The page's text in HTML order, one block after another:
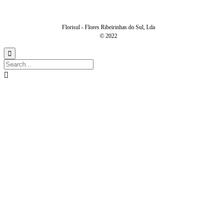
Florisul - Flores Ribeirinhas do Sul, Lda
© 2022

